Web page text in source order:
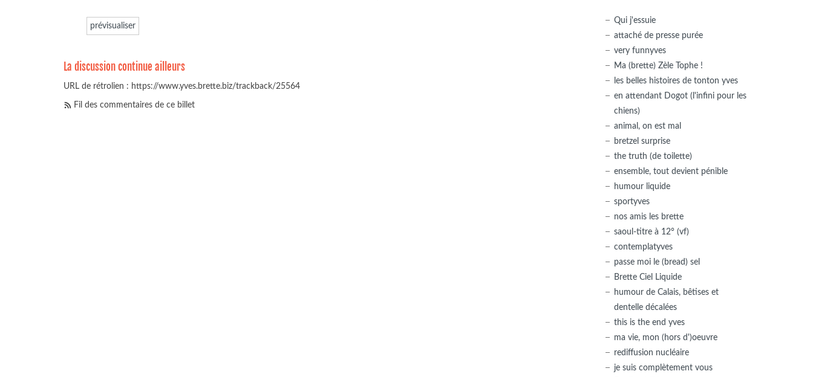
La discussion continue ailleurs
URL de rétrolien : https://www.yves.brette.biz/trackback/25564
Fil des commentaires de ce billet
Qui j'essuie
attaché de presse purée
very funnyves
Ma (brette) Zèle Tophe !
les belles histoires de tonton yves
en attendant Dogot (l'infini pour les
chiens)
animal, on est mal
bretzel surprise
the truth (de toilette)
ensemble, tout devient pénible
humour liquide
sportyves
nos amis les brette
saoul-titre à 12° (vf)
contemplatyves
passe moi le (bread) sel
Brette Ciel Liquide
humour de Calais, bêtises et
dentelle décalées
this is the end yves
ma vie, mon (hors d')oeuvre
rediffusion nucléaire
je suis complètement vous